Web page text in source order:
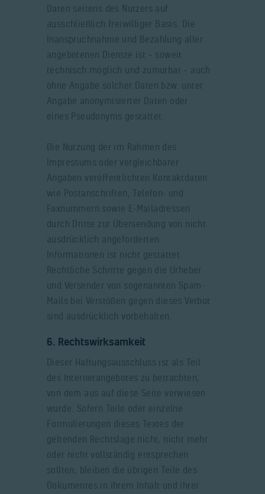
Daten seitens des Nutzers auf
ausschließlich freiwilliger Basis. Die
Inanspruchnahme und Bezahlung aller
angebotenen Dienste ist – soweit
technisch möglich und zumutbar – auch
ohne Angabe solcher Daten bzw. unter
Angabe anonymisierter Daten oder
eines Pseudonyms gestattet.
Die Nutzung der im Rahmen des
Impressums oder vergleichbarer
Angaben veröffentlichten Kontaktdaten
wie Postanschriften, Telefon- und
Faxnummern sowie E-Mailadressen
durch Dritte zur Übersendung von nicht
ausdrücklich angeforderten
Informationen ist nicht gestattet.
Rechtliche Schritte gegen die Urheber
und Versender von sogenannten Spam-
Mails bei Verstößen gegen dieses Verbot
sind ausdrücklich vorbehalten.
6. Rechtswirksamkeit
Dieser Haftungsausschluss ist als Teil
des Internetangebotes zu betrachten,
von dem aus auf diese Seite verwiesen
wurde. Sofern Teile oder einzelne
Formulierungen dieses Textes der
geltenden Rechtslage nicht, nicht mehr
oder nicht vollständig entsprechen
sollten, bleiben die übrigen Teile des
Dokumentes in ihrem Inhalt und ihrer